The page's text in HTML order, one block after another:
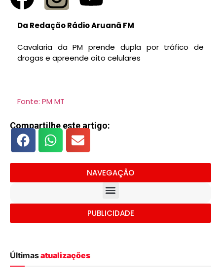
Da Redação Rádio Aruanã FM
Cavalaria da PM prende dupla por tráfico de
drogas e apreende oito celulares
Fonte: PM MT
Compartilhe este artigo:
NAVEGAÇÃO
PUBLICIDADE
Últimasatualizações